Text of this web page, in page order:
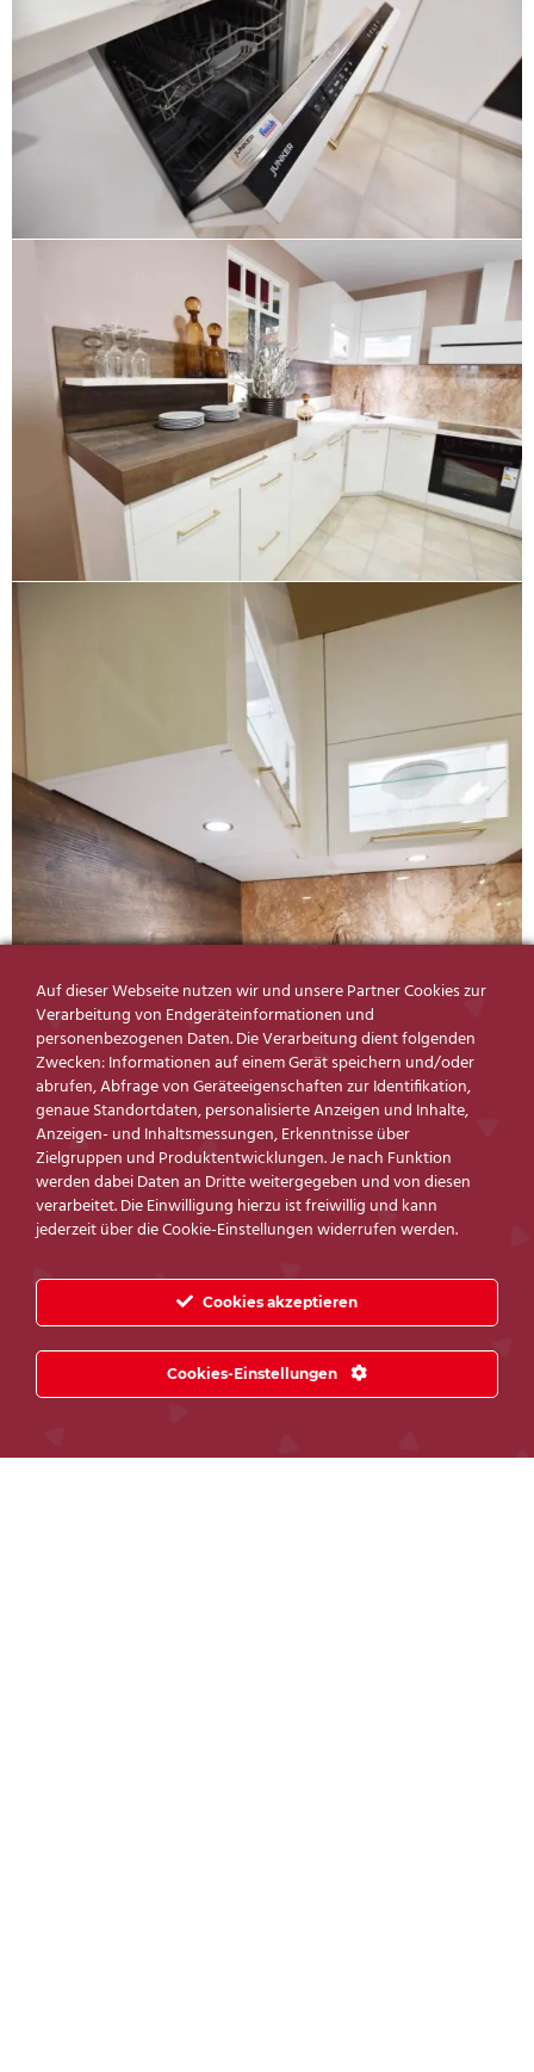
Auf dieser Webseite nutzen wir und unsere Partner Cookies zur
Verarbeitung von Endgeräteinformationen und
personenbezogenen Daten. Die Verarbeitung dient folgenden
Zwecken: Informationen auf einem Gerät speichern und/oder
abrufen, Abfrage von Geräteeigenschaften zur Identifikation,
genaue Standortdaten, personalisierte Anzeigen und Inhalte,
Anzeigen- und Inhaltsmessungen, Erkenntnisse über
Zielgruppen und Produktentwicklungen. Je nach Funktion
werden dabei Daten an Dritte weitergegeben und von diesen
verarbeitet. Die Einwilligung hierzu ist freiwillig und kann
jederzeit über die Cookie-Einstellungen widerrufen werden.
Cookies akzeptieren
Cookies-Einstellungen